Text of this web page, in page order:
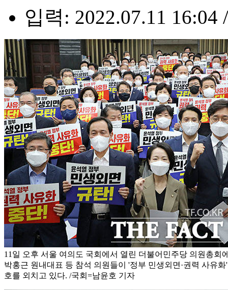
입력: 2022.07.11 16:04
11일 오후 서울 여의도 국회에서 열린 더불어민주당 의원총회
박홍근 원내대표 등 참석 의원들이 '정부 민생외면·권력 사유
호를 외치고 있다. /국회=남윤호 기자